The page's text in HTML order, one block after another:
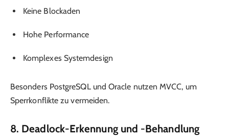
Keine Blockaden
Hohe Performance
Komplexes Systemdesign
Besonders PostgreSQL und Oracle nutzen MVCC, um
Sperrkonflikte zu vermeiden.
8. Deadlock-Erkennung und -Behandlung